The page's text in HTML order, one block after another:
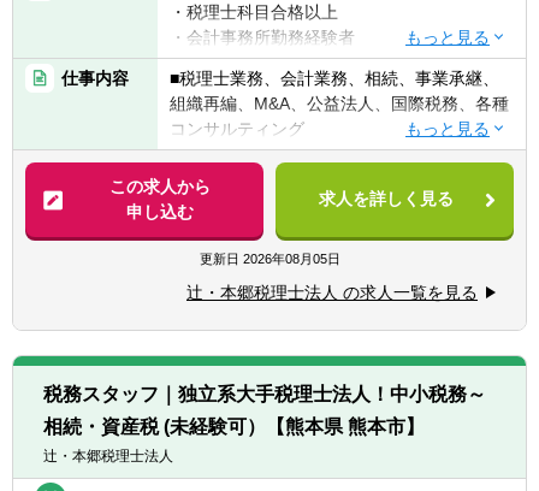
・税理士科目合格以上
・会計事務所勤務経験者
・公認会計士（監査経験1年以上ある方)※税
務業務未経験会計士の方も歓迎いたしま
す！！
・普通自動車免許
【求める人物像】
■税務・会計にとどまらず、総合的な観点か
ら経営コンサルティングに携りたい方
■経験・能力をフルに発揮できる環境で働き
【部署異動について】
■フリーエージェント制度
・年に2回上司を通さずに直接人事へ依頼を
出すことが可能です。
・希望が通る確率はおおよそ約60％程度で
仕事内容
■税理士業務、会計業務、相続、事業承継、
組織再編、M&A、公益法人、国際税務、各種
コンサルティング
【法人全体の特色】
■業界トップレベルの規模でお客様に対して
サービス提供しています。
■チーム連携：税理士、公認会計士、中小企
業診断士など、税務・会計に関わる様々な分
野のエキスパートが集結し、案件によって
は、互いにチームを組んで業務を進めること
があります。
■広範囲な取扱業務
一般企業をはじめ、医療法人、公益法人、社
会福祉法人、地方公共団体、海外法人、個人
と幅広いお客様に対して、税務・会計サービ
スを提供しています。
この求人から
申し込む
求人を詳しく見る
更新日 2026年08月05日
辻・本郷税理士法人 の求人一覧を見る
税務スタッフ｜独立系大手税理士法人！中小税務～
相続・資産税 (未経験可）【熊本県 熊本市】
辻・本郷税理士法人